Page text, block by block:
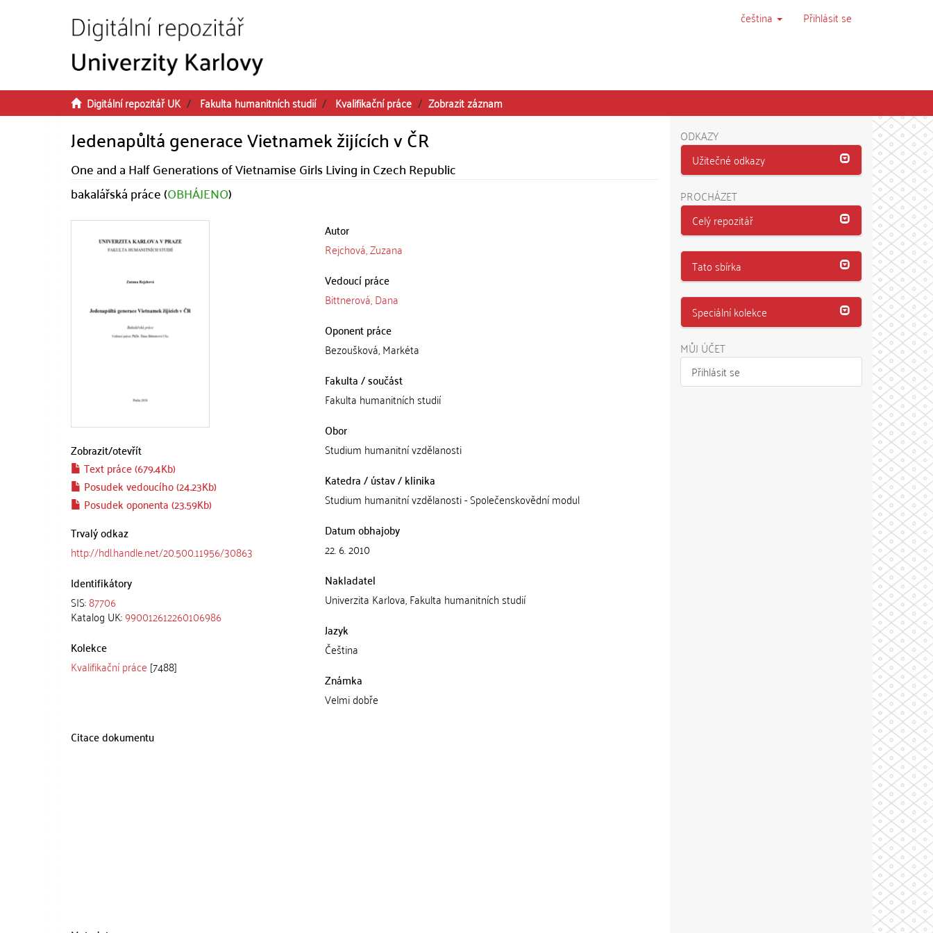
čeština Přihlásit se
Digitální repozitář UK Fakulta humanitních studií Kvalifikační práce Zobrazit záznam
Jedenapůltá generace Vietnamek žijících v ČR
One and a Half Generations of Vietnamise Girls Living in Czech Republic
bakalářská práce (OBHÁJENO)
Zobrazit/otevřít
Text práce (679.4Kb)
Posudek vedoucího (24.23Kb)
Posudek oponenta (23.59Kb)
Trvalý odkaz
http://hdl.handle.net/20.500.11956/30863
Identifikátory
SIS:87706
Katalog UK:990012612260106986
Kolekce
Kvalifikační práce [7488]
Autor
Rejchová, Zuzana
Vedoucí práce
Bittnerová, Dana
Oponent práce
Bezoušková, Markéta
Fakulta / součást
Fakulta humanitních studií
Obor
Studium humanitní vzdělanosti
Katedra / ústav / klinika
Studium humanitní vzdělanosti - Společenskovědní modul
Datum obhajoby
22. 6. 2010
Nakladatel
Univerzita Karlova, Fakulta humanitních studií
Jazyk
Čeština
Známka
Velmi dobře
Citace dokumentu
ODKAZY
Užitečné odkazy
PROCHÁZET
Celý repozitář
Tato sbírka
Speciální kolekce
MŮJ ÚČET
Přihlásit se